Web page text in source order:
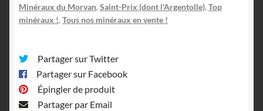
et-
Loire,
Minéraux du Morvan, Saint-Prix (dont l'Argentolle), Top
minéraux !, Tous nos minéraux en vente !
Partager sur Twitter
Partager sur Facebook
Épingler de produit
Partager par Email